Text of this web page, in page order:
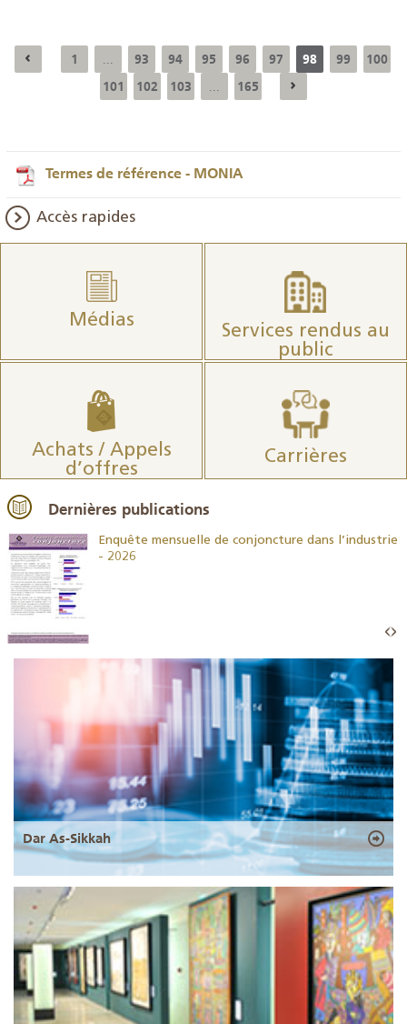
1 93 94 95 96 97 98 99
100
101
102 103 165
Termes de référence - MONIA
Accès rapides
Médias
Services rendus au
public
Achats / Appels
d’offres
Carrières
Dernières publications
Enquête mensuelle de conjoncture dans l’industrie
- 2026
Dar As-Sikkah